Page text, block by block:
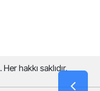
hakkı saklıdır.